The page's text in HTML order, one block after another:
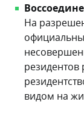
На
резидентов
видом на